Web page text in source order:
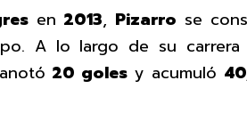
en 2013, Pizarro se
A lo largo de su
20 goles y acumuló